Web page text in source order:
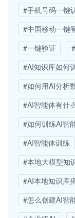
#手机号码一键
#中国移动一键
#一键验证
#AI知识库如何
#如何用AI分析
#AI智能体有什
#如何训练AI智
#AI智能体训练
#本地大模型知
#AI本地知识库
#怎么创建AI智